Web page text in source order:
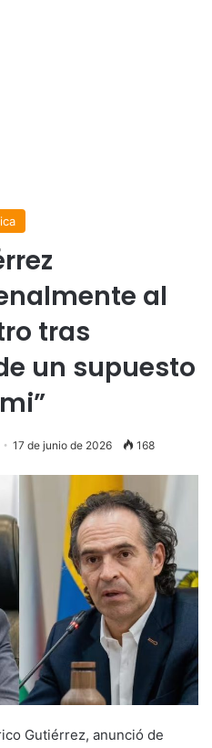
al
tras
un supuesto
17 de junio de 2026 168
Gutiérrez, anunció de